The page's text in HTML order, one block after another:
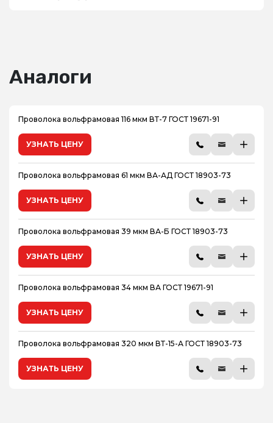
Аналоги
Проволока вольфрамовая 116 мкм ВТ-7 ГОСТ 19671-91
УЗНАТЬ ЦЕНУ
Проволока вольфрамовая 61 мкм ВА-АД ГОСТ 18903-73
УЗНАТЬ ЦЕНУ
Проволока вольфрамовая 39 мкм ВА-Б ГОСТ 18903-73
УЗНАТЬ ЦЕНУ
Проволока вольфрамовая 34 мкм ВА ГОСТ 19671-91
УЗНАТЬ ЦЕНУ
Проволока вольфрамовая 320 мкм ВТ-15-А ГОСТ 18903-73
УЗНАТЬ ЦЕНУ